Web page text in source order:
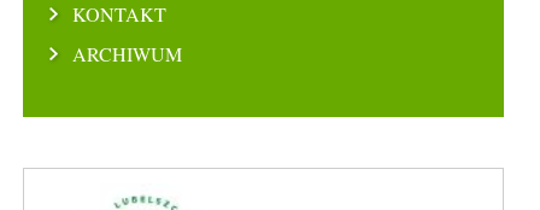
KONTAKT
ARCHIWUM